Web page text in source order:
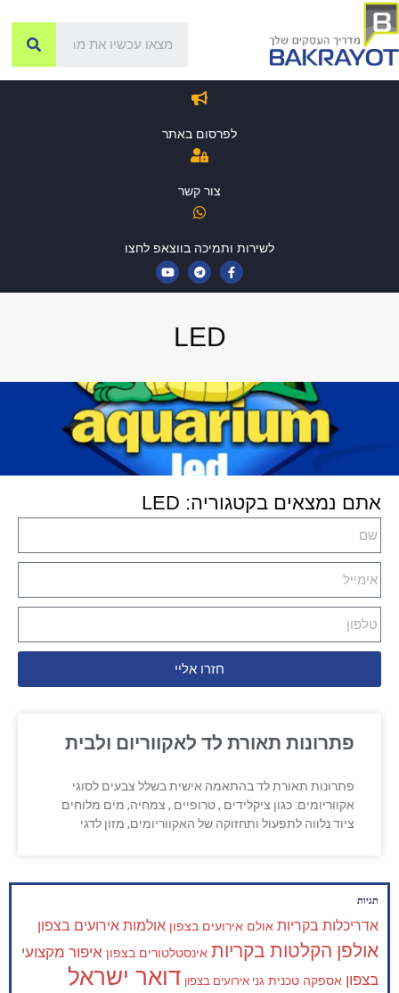
לפרסום באתר
צור קשר
לשירות ותמיכה בווצאפ לחצו
LED
אתם נמצאים בקטגוריה: LED
חזרו אליי
פתרונות תאורת לד לאקווריום ולבית
פתרונות תאורת לד בהתאמה אישית בשלל צבעים לסוגי
אקווריומים: כגון ציקלידים , טרופיים , צמחיה, מים מלוחים
ציוד נלווה לתפעול ותחזוקה של האקווריומים, מזון לדגי
תגיות
אדריכלות בקריות אולם אירועים בצפון אולמות אירועים בצפון
אולפן הקלטות בקריות אינסטלטורים בצפון איפור מקצועי
בצפון אספקה טכנית גני אירועים בצפון דואר ישראל